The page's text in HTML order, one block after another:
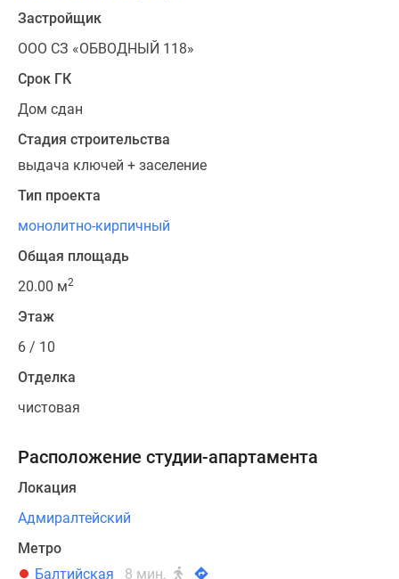
Застройщик
ООО СЗ «ОБВОДНЫЙ 118»
Срок ГК
Дом сдан
Стадия строительства
выдача ключей + заселение
Тип проекта
монолитно-кирпичный
Общая площадь
20.00 м2
Этаж
6 / 10
Отделка
чистовая
Расположение студии-апартамента
Локация
Адмиралтейский
Метро
Балтийская
8 мин.